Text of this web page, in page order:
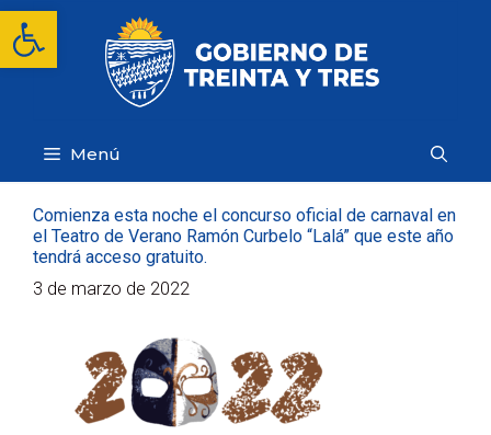
Abrir barra de herramientas
Saltar
contenido
Menú
Comienza esta noche el concurso oficial de carnaval en
el Teatro de Verano Ramón Curbelo “Lalá” que este año
tendrá acceso gratuito.
3 de marzo de 2022